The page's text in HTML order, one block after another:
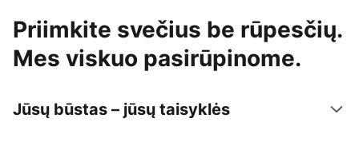
Priimkite svečius be rūpesčių.
Mes viskuo pasirūpinome.
Jūsų būstas – jūsų taisyklės